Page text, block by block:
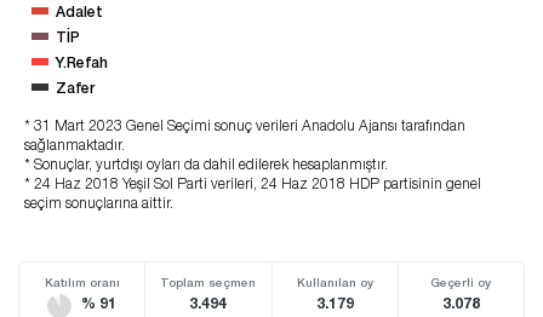
Adalet
TİP
Y.Refah
Zafer
* 31 Mart 2023 Genel Seçimi sonuç verileri Anadolu Ajansı tarafından
sağlanmaktadır.
* Sonuçlar, yurtdışı oyları da dahil edilerek hesaplanmıştır.
* 24 Haz 2018 Yeşil Sol Parti verileri, 24 Haz 2018 HDP partisinin genel
seçim sonuçlarına aittir.
Katılım oranı
% 91
Toplam seçmen
3.494
Kullanılan oy
3.179
Geçerli oy
3.078